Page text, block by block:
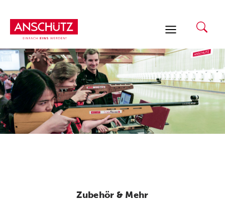
Inhalt
springen
Zubehör & Mehr